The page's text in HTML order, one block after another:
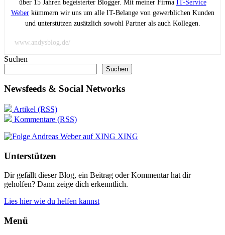
über 15 Jahren begeisterter Blogger. Mit meiner Firma IT-Service
Weberkümmern wir uns um alle IT-Belange von gewerblichen Kunden
und unterstützen zusätzlich sowohl Partner als auch Kollegen.
www.andysblog.de/
Suchen
Suchen
Newsfeeds & Social Networks
Artikel (RSS)
Kommentare (RSS)
XING
Unterstützen
Dir gefällt dieser Blog, ein Beitrag oder Kommentar hat dir
geholfen? Dann zeige dich erkenntlich.
Lies hier wie du helfen kannst
Menü